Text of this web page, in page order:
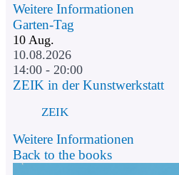
Weitere Informationen
Garten-Tag
10 Aug.
10.08.2026
14:00 - 20:00
ZEIK in der Kunstwerkstatt
ZEIK
Weitere Informationen
Back to the books